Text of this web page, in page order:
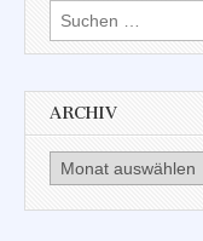
Suchen
nach:
ARCHIV
Archiv